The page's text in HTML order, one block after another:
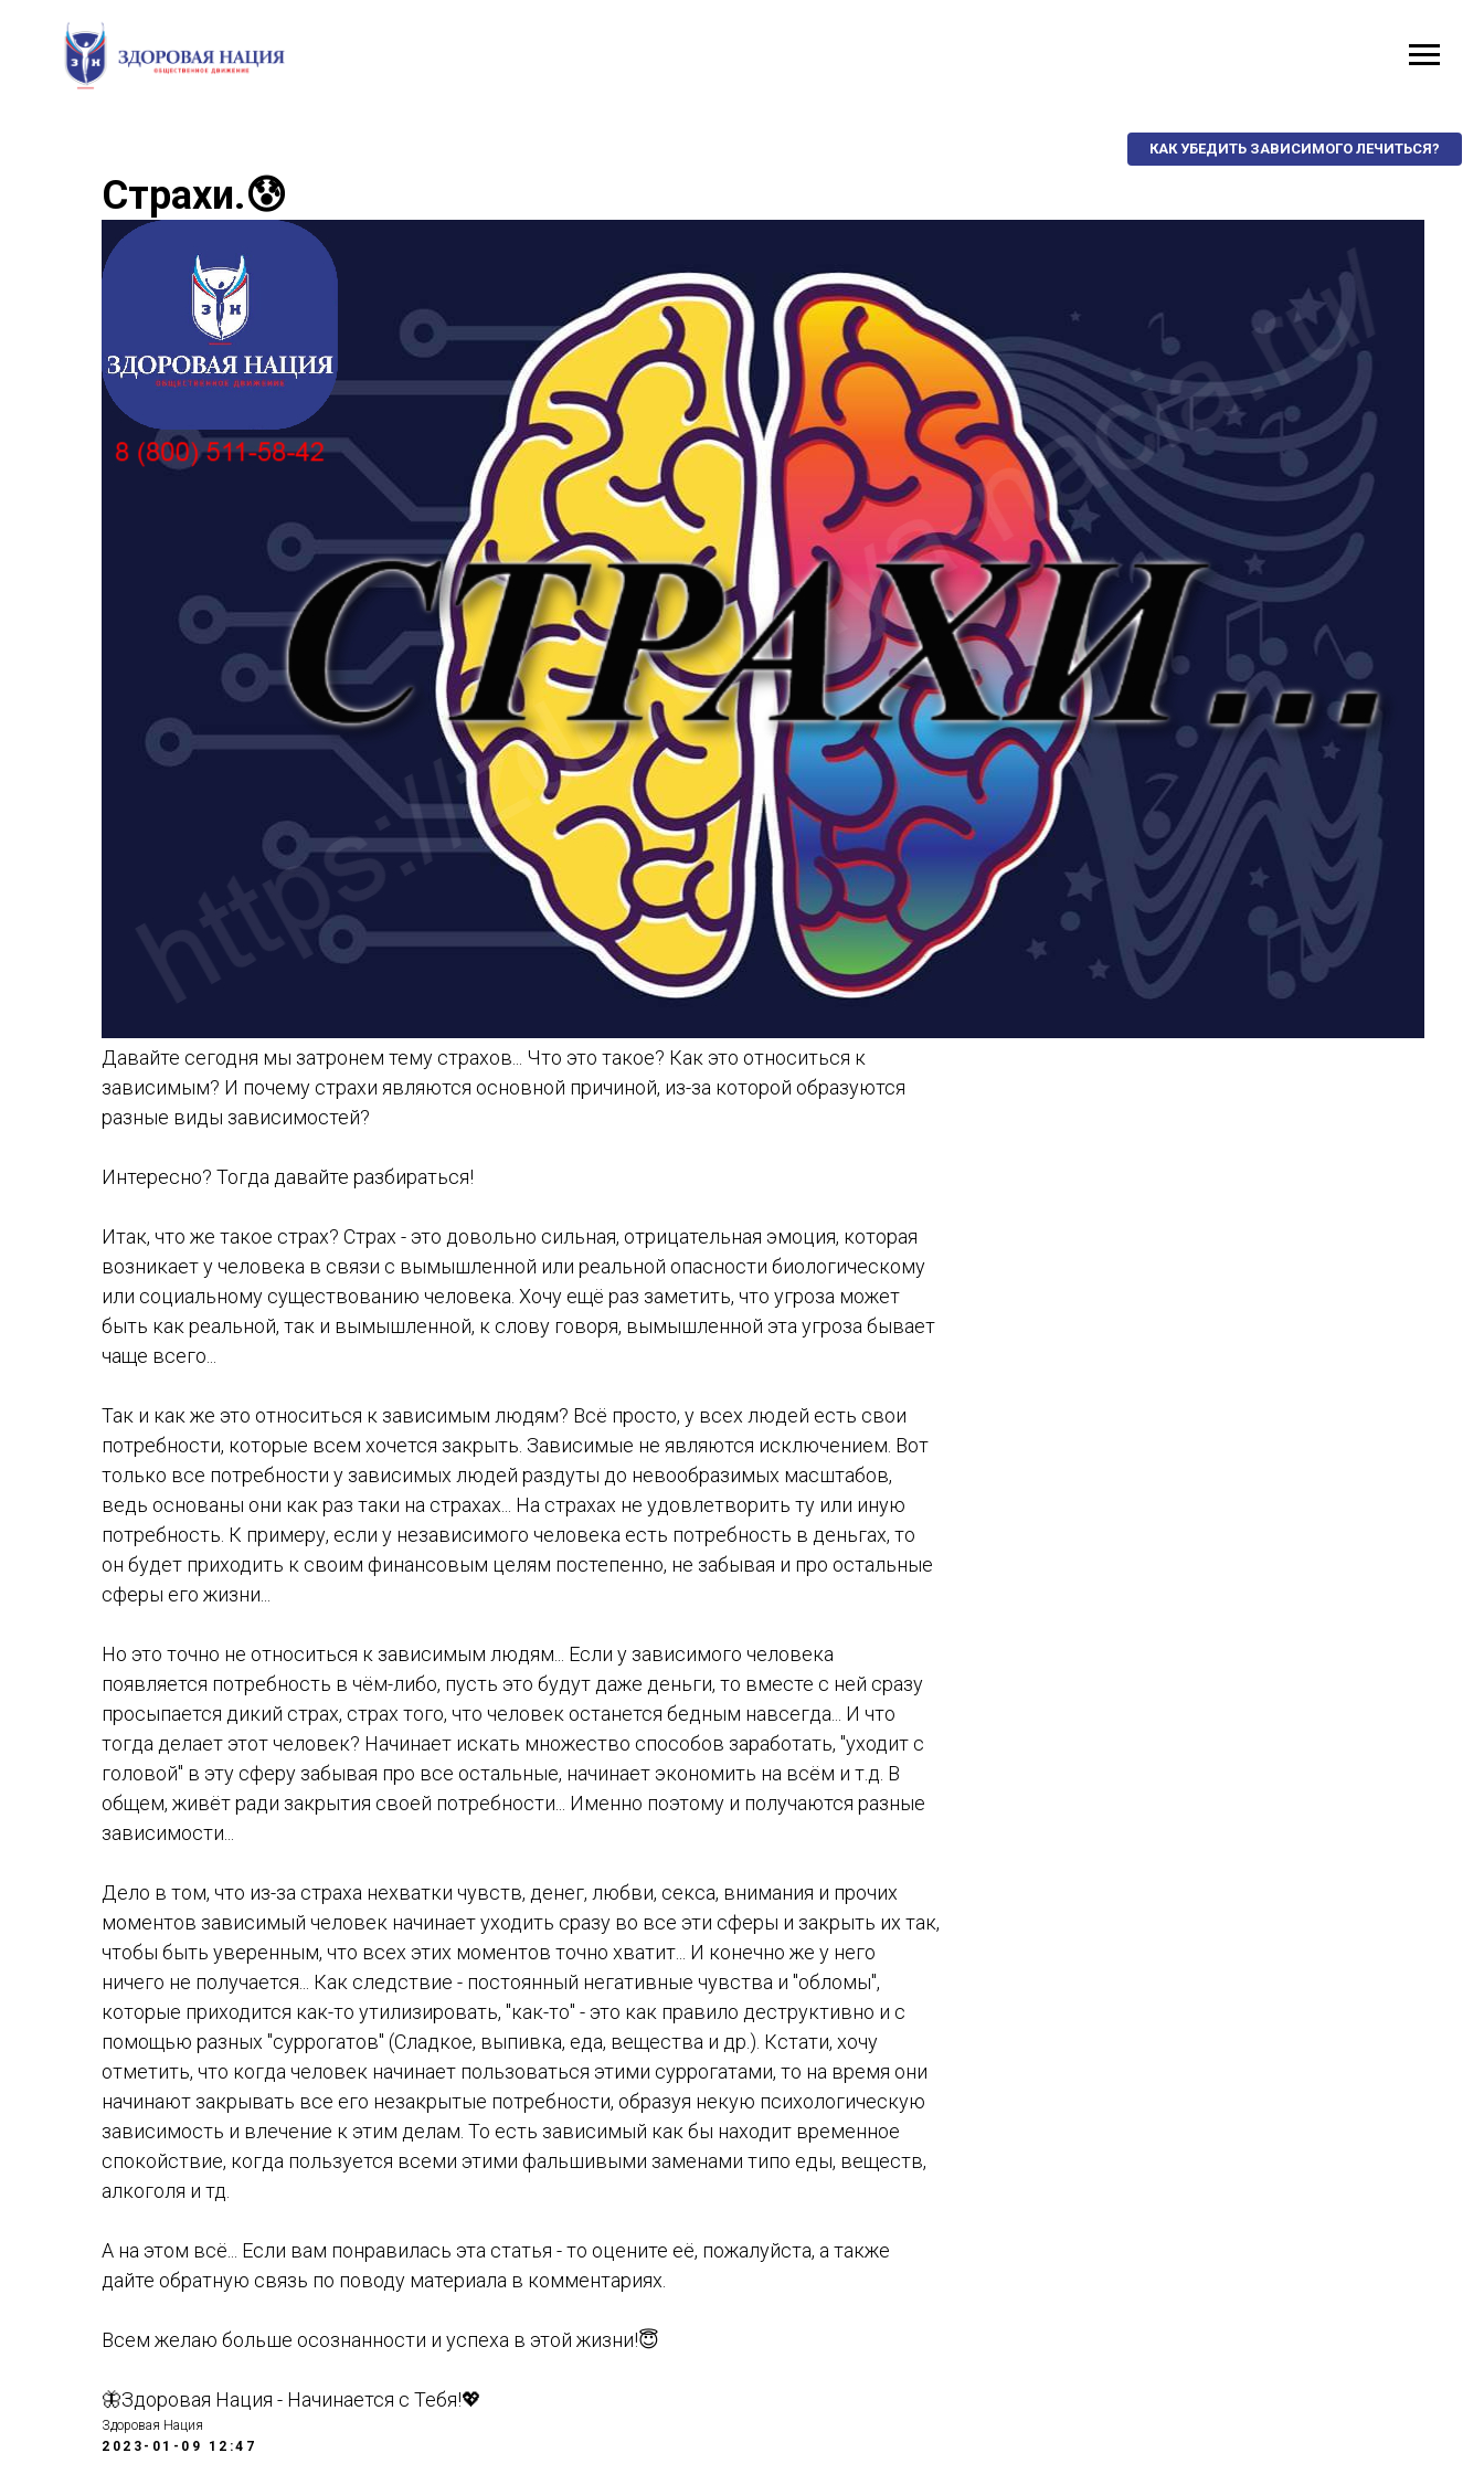
КАК УБЕДИТЬ ЗАВИСИМОГО ЛЕЧИТЬСЯ?
Страхи.😰
Давайте сегодня мы затронем тему страхов... Что это такое? Как это относиться к
зависимым? И почему страхи являются основной причиной, из-за которой образуются
разные виды зависимостей?
Интересно? Тогда давайте разбираться!
Итак, что же такое страх? Страх - это довольно сильная, отрицательная эмоция, которая
возникает у человека в связи с вымышленной или реальной опасности биологическому
или социальному существованию человека. Хочу ещё раз заметить, что угроза может
быть как реальной, так и вымышленной, к слову говоря, вымышленной эта угроза бывает
чаще всего...
Так и как же это относиться к зависимым людям? Всё просто, у всех людей есть свои
потребности, которые всем хочется закрыть. Зависимые не являются исключением. Вот
только все потребности у зависимых людей раздуты до невообразимых масштабов,
ведь основаны они как раз таки на страхах... На страхах не удовлетворить ту или иную
потребность. К примеру, если у независимого человека есть потребность в деньгах, то
он будет приходить к своим финансовым целям постепенно, не забывая и про остальные
сферы его жизни...
Но это точно не относиться к зависимым людям... Если у зависимого человека
появляется потребность в чём-либо, пусть это будут даже деньги, то вместе с ней сразу
просыпается дикий страх, страх того, что человек останется бедным навсегда... И что
тогда делает этот человек? Начинает искать множество способов заработать, "уходит с
головой" в эту сферу забывая про все остальные, начинает экономить на всём и т.д. В
общем, живёт ради закрытия своей потребности... Именно поэтому и получаются разные
зависимости...
Дело в том, что из-за страха нехватки чувств, денег, любви, секса, внимания и прочих
моментов зависимый человек начинает уходить сразу во все эти сферы и закрыть их так,
чтобы быть уверенным, что всех этих моментов точно хватит... И конечно же у него
ничего не получается... Как следствие - постоянный негативные чувства и "обломы",
которые приходится как-то утилизировать, "как-то" - это как правило деструктивно и с
помощью разных "суррогатов" (Сладкое, выпивка, еда, вещества и др.). Кстати, хочу
отметить, что когда человек начинает пользоваться этими суррогатами, то на время они
начинают закрывать все его незакрытые потребности, образуя некую психологическую
зависимость и влечение к этим делам. То есть зависимый как бы находит временное
спокойствие, когда пользуется всеми этими фальшивыми заменами типо еды, веществ,
алкоголя и тд.
А на этом всё... Если вам понравилась эта статья - то оцените её, пожалуйста, а также
дайте обратную связь по поводу материала в комментариях.
Всем желаю больше осознанности и успеха в этой жизни!😇
🦋Здоровая Нация - Начинается с Тебя!💖
Здоровая Нация
2023-01-09 12:47